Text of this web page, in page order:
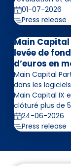
01-07-2026
Press release
Main
levée de
d’euros en
Main Capital
dans les
Main Capital IX
clôturé plus de
24-06-2026
Press release